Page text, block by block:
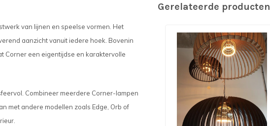
van lijnen en speelse vormen. Het
aanzicht vanuit iedere hoek. Bovenin
Corner een eigentijdse en karaktervolle
Combineer meerdere Corner-lampen
met andere modellen zoals Edge, Orb of
Gerelateerde producten